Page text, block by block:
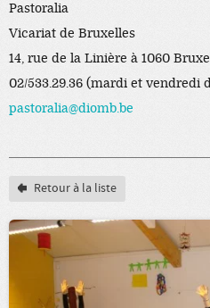
Pastoralia
Vicariat de Bruxelles
14, rue de la Linière à 1060
02/533.29.36 (mardi et vendredi
pastoralia@diomb.be
Retour à la liste